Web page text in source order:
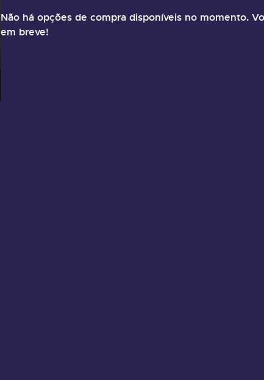
Não há opções de compra disponíveis no momento.
em breve!